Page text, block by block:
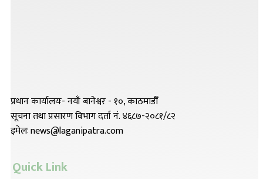
प्रधान कार्यालयः- नयाँ बानेश्वर - १०, काठमाडौँ
सूचना तथा प्रसारण विभाग दर्ता नं. ४६८७-२०८१/८२
इमेलः news@laganipatra.com
Quick Link